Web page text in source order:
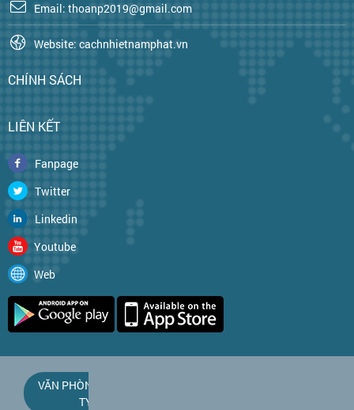
Email: thoanp2019@gmail.com
Website: cachnhietnamphat.vn
CHÍNH SÁCH
LIÊN KẾT
Fanpage
Twitter
Linkedin
Youtube
Web
VĂN PHÒNG CÔNG
TY